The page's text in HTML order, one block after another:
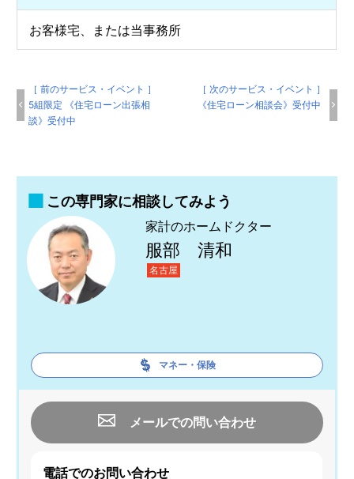
お客様宅、または当事務所
［ 前のサービス・イベント ］
5組限定 《住宅ローン出張相
談》受付中
［ 次のサービス・イベント ］
《住宅ローン相談会》受付中
この専門家に相談してみよう
家計のホームドクター
服部 清和
名古屋
マネー・保険
メールでの問い合わせ
電話でのお問い合わせ